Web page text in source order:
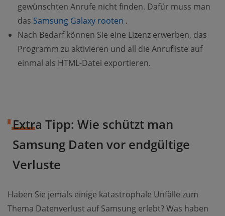
gewünschten Anrufe nicht finden. Dafür muss man
das Samsung Galaxy rooten (opens new window)
.
Nach Bedarf können Sie eine Lizenz erwerben, das
Programm zu aktivieren und all die Anrufliste auf
einmal als HTML-Datei exportieren.
Extra Tipp: Wie schützt man
Samsung Daten vor endgültige
Verluste
Haben Sie jemals einige katastrophale Unfälle zum
Thema Datenverlust auf Samsung erlebt? Was haben